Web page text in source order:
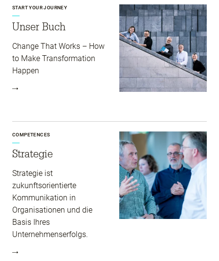
START YOUR JOURNEY
Unser Buch
Change That Works – How
to Make Transformation
Happen
COMPETENCES
Strategie
Strategie ist
zukunftsorientierte
Kommunikation in
Organisationen und die
Basis Ihres
Unternehmenserfolgs.